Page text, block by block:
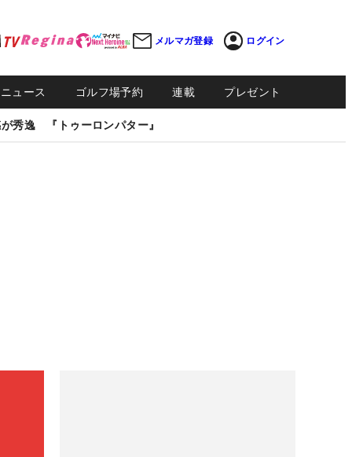
メルマガ登録 ログイン
ュース ゴルフ場予約 連載 プレゼント
秀逸 『トゥーロンパター』